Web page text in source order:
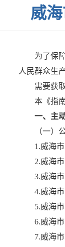
威
为了保
人民群众生
需要获
本《指
一、主
（一）
1.威海
2.威海
3.威海
4.威海
5.威海
6.威海
7.威海